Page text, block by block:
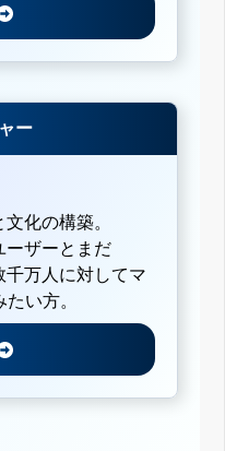
ー
化の構築。
ザーとまだ
万人に対してマ
い方。